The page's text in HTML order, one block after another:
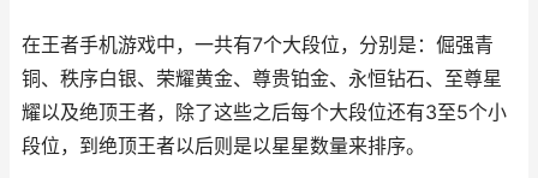
在王者手机游戏中，一共有7个大段位，分别是：倔强青
铜、秩序白银、荣耀黄金、尊贵铂金、永恒钻石、至尊星
耀以及绝顶王者，除了这些之后每个大段位还有3至5个小
段位，到绝顶王者以后则是以星星数量来排序。